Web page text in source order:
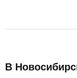
В